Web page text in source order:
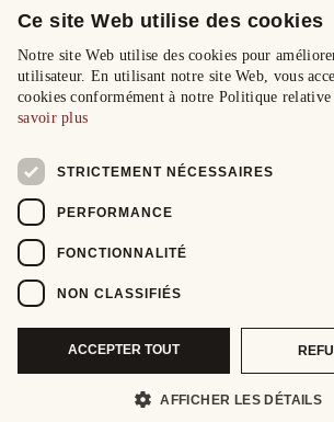
Ce site Web utilise des cookies
Notre site Web utilise des cookies pour
utilisateur. En utilisant notre site Web, vous
cookies conformément à notre Politique
savoir plus
STRICTEMENT NÉCESSAIRES
PERFORMANCE
FONCTIONNALITÉ
NON CLASSIFIÉS
ACCEPTER TOUT
AFFICHER LES DÉTAILS